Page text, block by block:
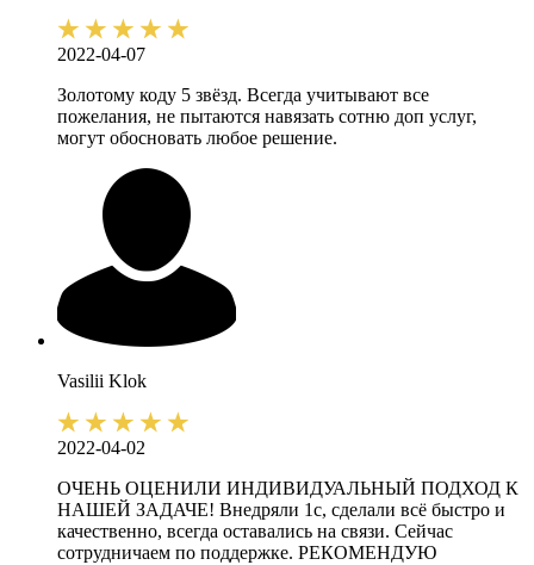
2022-04-07
Золотому коду 5 звёзд. Всегда учитывают все
пожелания, не пытаются навязать сотню доп услуг,
могут обосновать любое решение.
Vasilii Klok
2022-04-02
ОЧЕНЬ ОЦЕНИЛИ ИНДИВИДУАЛЬНЫЙ ПОДХОД К
НАШЕЙ ЗАДАЧЕ! Внедряли 1с, сделали всё быстро и
качественно, всегда оставались на связи. Сейчас
сотрудничаем по поддержке. РЕКОМЕНДУЮ